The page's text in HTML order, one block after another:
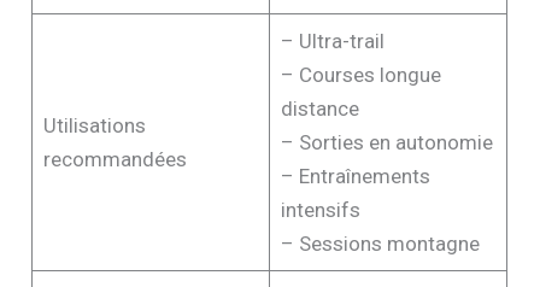
Utilisations
recommandées
– Ultra-trail
– Courses longue
distance
– Sorties en autonomie
– Entraînements
intensifs
– Sessions montagne